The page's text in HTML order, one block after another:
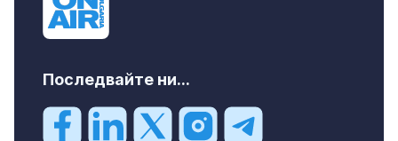
Последвайте ни...